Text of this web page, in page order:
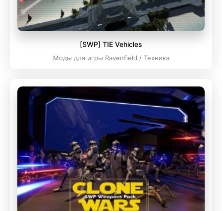
[SWP] TIE Vehicles
Моды для игры Ravenfield / Техника